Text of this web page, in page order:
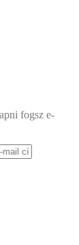
fogsz e-